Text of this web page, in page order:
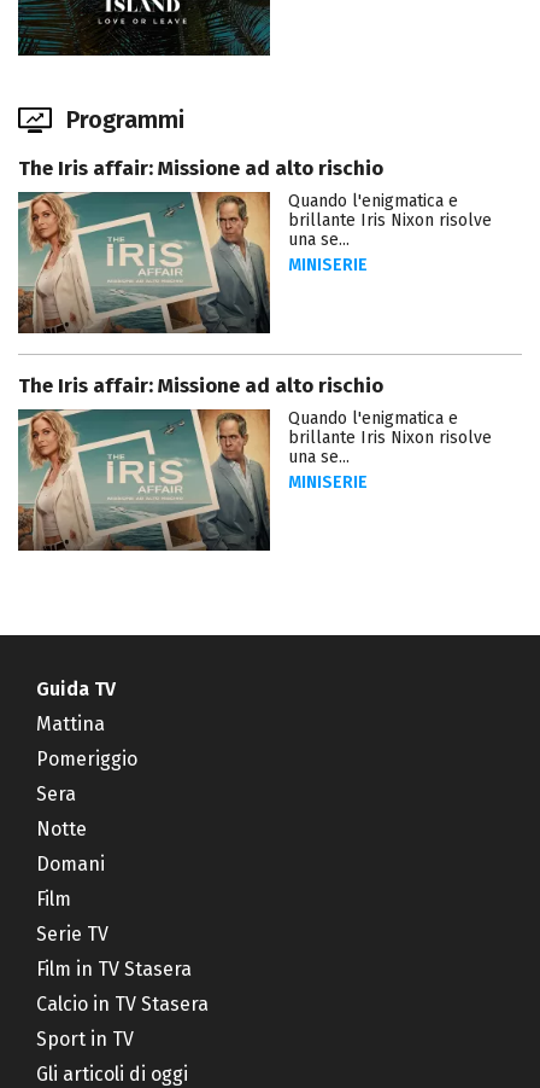
Programmi
The Iris affair: Missione ad alto rischio
Quando l'enigmatica e
brillante Iris Nixon risolve
una se...
MINISERIE
The Iris affair: Missione ad alto rischio
Quando l'enigmatica e
brillante Iris Nixon risolve
una se...
MINISERIE
Guida TV
Mattina
Pomeriggio
Sera
Notte
Domani
Film
Serie TV
Film in TV Stasera
Calcio in TV Stasera
Sport in TV
Gli articoli di oggi